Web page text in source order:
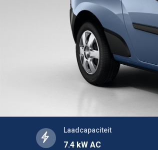
Laadcapaciteit
7.4 kW AC